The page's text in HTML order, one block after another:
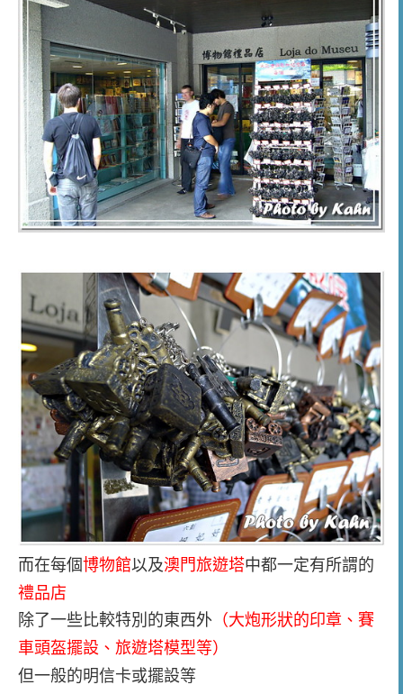
而在每個博物館以及澳門旅遊塔中都一定有所謂的
禮品店
除了一些比較特別的東西外 （大炮形狀的印章、賽
車頭盔擺設、旅遊塔模型等）
但一般的明信卡或擺設等